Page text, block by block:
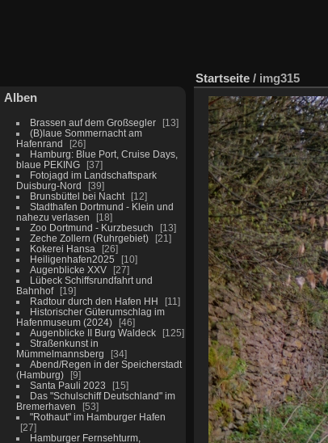
Alben
Brassen auf dem Großsegler
13
(B)laue Sommernacht am
Hafenrand
26
Hamburg: Blue Port, Cruise Days,
blaue PEKING
37
Fotojagd im Landschaftspark
Duisburg-Nord
39
Brunsbüttel bei Nacht
12
Stadthafen Dortmund - Klein und
nahezu verlasen
18
Zoo Dortmund - Kurzbesuch
13
Zeche Zollern (Ruhrgebiet)
21
Kokerei Hansa
26
Heiligenhafen2025
10
Augenblicke XXV
27
Lübeck Schiffsrundfahrt und
Bahnhof
19
Radtour durch den Hafen HH
11
Historischer Güterumschlag im
Hafenmuseum (2024)
46
Augenblicke II Burg Waldeck
125
Straßenkunst in
Mümmelmannsberg
34
Abend/Regen in der Speicherstadt
(Hamburg)
9
Santa Pauli 2023
15
Das "Schulschiff Deutschland" im
Bremerhaven
53
"Rothaut" im Hamburger Hafen
27
Hamburger Fernsehturm,
Startseite / img315